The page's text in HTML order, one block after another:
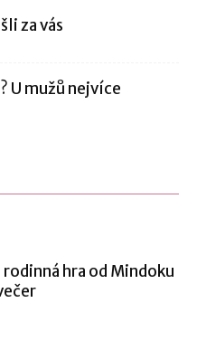
za vás
U mužů nejvíce
rodinná hra od Mindoku